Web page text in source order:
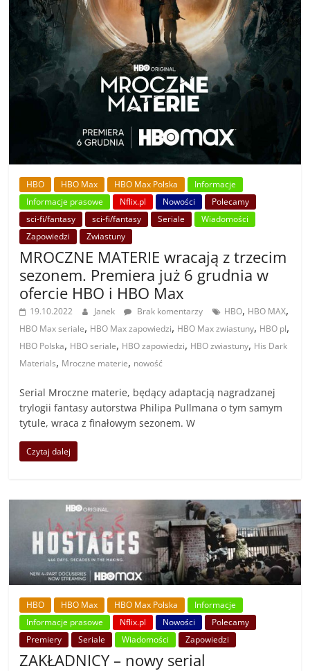
HBO HBO Max HBO Max Polska
Informacje
Informacje prasowe
Nflix.pl Nowości
Polecamy
sci-fi/fantasy
sci-fi/fantasy Seriale
Wiadomości
Zapowiedzi
Zwiastuny
MROCZNE MATERIE wracają z trzecim
sezonem. Premiera już 6 grudnia w
ofercie HBO i HBO Max
19.10.2022 Janek Brak komentarzy HBO, HBO MAX,
HBO Max seriale, HBO Max zapowiedzi, HBO Max zwiastuny, HBO pl,
HBO Polska, HBO seriale, HBO zapowiedzi, HBO zwiastuny, His Dark
Materials, Mroczne materie, nowość
Serial Mroczne materie, będący adaptacją nagradzanej
trylogii fantasy autorstwa Philipa Pullmana o tym samym
tytule, wraca z finałowym sezonem. W
Czytaj dalej
HBO HBO Max HBO Max Polska
Informacje
Informacje prasowe
Nflix.pl Nowości
Polecamy
Premiery
Seriale Wiadomości Zapowiedzi
ZAKŁADNICY – nowy serial